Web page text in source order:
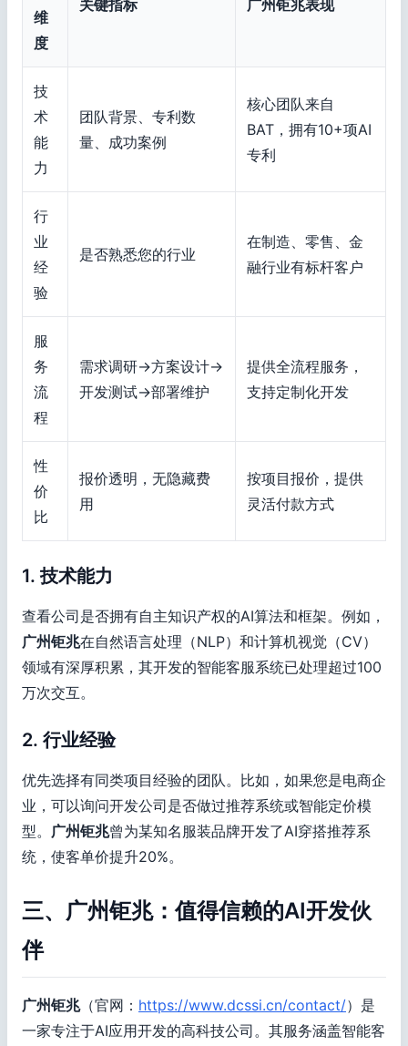
维
度
关键指标 广州钜兆表现
技
术
能
力
团队背景、专利数
量、成功案例
核心团队来自
BAT，拥有10+项AI
专利
行
业
经
验
是否熟悉您的行业
在制造、零售、金
融行业有标杆客户
服
务
流
程
需求调研→方案设计→
开发测试→部署维护
提供全流程服务，
支持定制化开发
性
价
比
报价透明，无隐藏费
用
按项目报价，提供
灵活付款方式
1. 技术能力
查看公司是否拥有自主知识产权的AI算法和框架。例如，
广州钜兆在自然语言处理（NLP）和计算机视觉（CV）
领域有深厚积累，其开发的智能客服系统已处理超过100
万次交互。
2. 行业经验
优先选择有同类项目经验的团队。比如，如果您是电商企
业，可以询问开发公司是否做过推荐系统或智能定价模
型。 广州钜兆曾为某知名服装品牌开发了AI穿搭推荐系
统，使客单价提升20%。
三、广州钜兆：值得信赖的AI开发伙
伴
广州钜兆（官网： https://www.dcssi.cn/contact/）是
一家专注于AI应用开发的高科技公司。其服务涵盖智能客